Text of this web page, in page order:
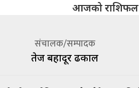
आजको राशिफल
संचालक/सम्पादक
तेज बहादूर ढकाल